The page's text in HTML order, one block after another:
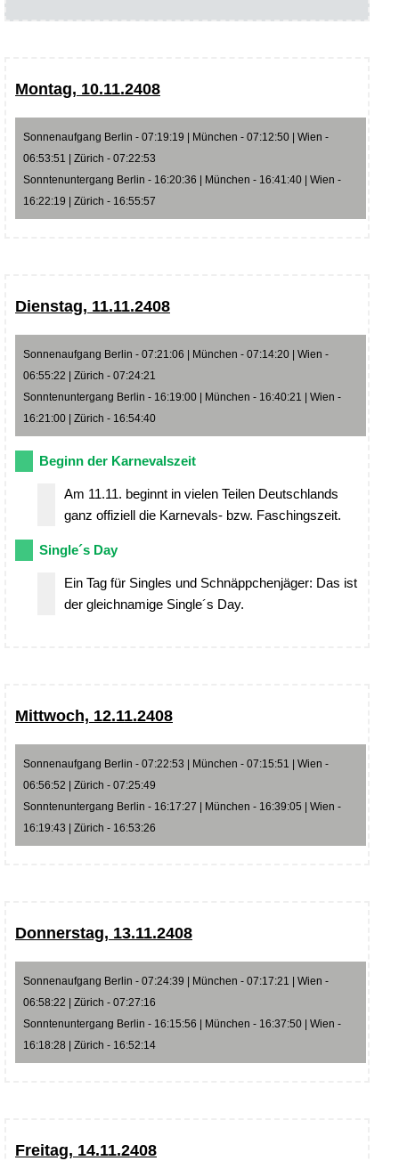
Montag, 10.11.2408
Sonnenaufgang Berlin - 07:19:19 | München - 07:12:50 | Wien -
06:53:51 | Zürich - 07:22:53
Sonntenuntergang Berlin - 16:20:36 | München - 16:41:40 | Wien -
16:22:19 | Zürich - 16:55:57
Dienstag, 11.11.2408
Sonnenaufgang Berlin - 07:21:06 | München - 07:14:20 | Wien -
06:55:22 | Zürich - 07:24:21
Sonntenuntergang Berlin - 16:19:00 | München - 16:40:21 | Wien -
16:21:00 | Zürich - 16:54:40
Beginn der Karnevalszeit
Am 11.11. beginnt in vielen Teilen Deutschlands
ganz offiziell die Karnevals- bzw. Faschingszeit.
Single´s Day
Ein Tag für Singles und Schnäppchenjäger: Das ist
der gleichnamige Single´s Day.
Mittwoch, 12.11.2408
Sonnenaufgang Berlin - 07:22:53 | München - 07:15:51 | Wien -
06:56:52 | Zürich - 07:25:49
Sonntenuntergang Berlin - 16:17:27 | München - 16:39:05 | Wien -
16:19:43 | Zürich - 16:53:26
Donnerstag, 13.11.2408
Sonnenaufgang Berlin - 07:24:39 | München - 07:17:21 | Wien -
06:58:22 | Zürich - 07:27:16
Sonntenuntergang Berlin - 16:15:56 | München - 16:37:50 | Wien -
16:18:28 | Zürich - 16:52:14
Freitag, 14.11.2408